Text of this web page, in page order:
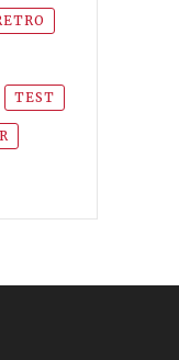
TEST